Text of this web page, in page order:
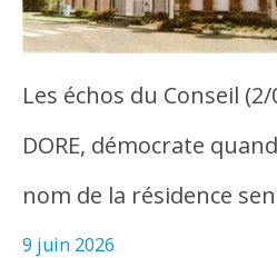
Les échos du Conseil
DORE, démocrate
nom de la résidence
9 juin 2026